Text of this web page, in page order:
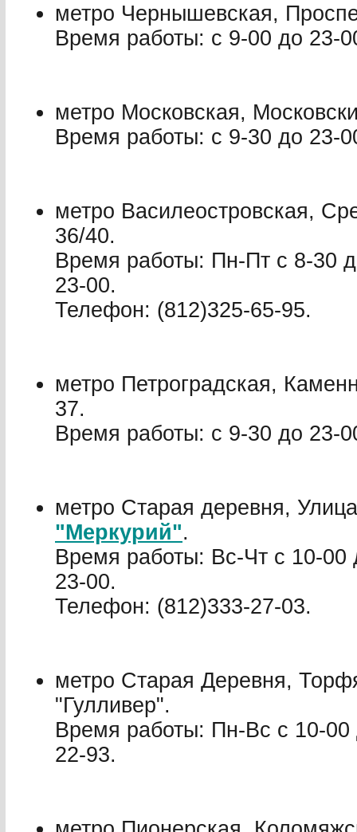
метро Чернышевская,
Время работы: с 9-00 до 23-
метро Московская,
Время работы: с 9-30 до 23-
метро Василеостровская,
36/40.
Время работы: Пн-Пт с 8-30
23-00.
Телефон: (812)325-65-95.
метро Петроградская,
37.
Время работы: с 9-30 до 23-
метро Старая деревня,
"Меркурий".
Время работы: Вс-Чт с 10-
23-00.
Телефон: (812)333-27-03.
метро Старая Деревня,
"Гулливер".
Время работы: Пн-Вс с 10-
22-93.